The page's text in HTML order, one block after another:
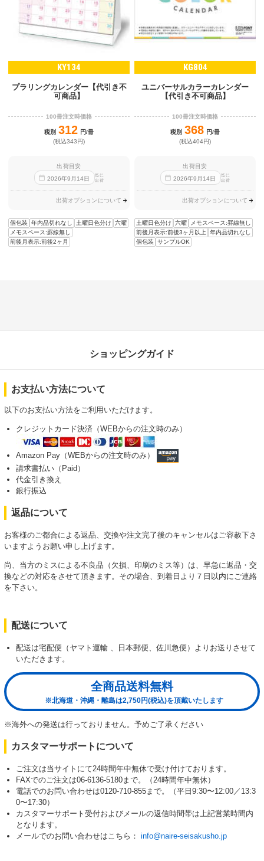
KY134
プラリングカレンダー【代引き不
可商品】
100冊注文時価格
税別 312 円/冊
(税込343円)
出荷目安
2026年9 月 14日
迄に
出荷
出荷オプションについて
個包装 年内品切れなし 土曜日色分け
六曜
メモスペース:罫線無し
前後月表示:前後2ヶ月
KG804
ユニバーサルカラーカレンダー
【代引き不可商品】
100冊注文時価格
税別 368 円/冊
(税込404円)
出荷目安
2026年9 月 14日
迄に
出荷
出荷オプションについて
土曜日色分け 六曜
メモスペース:罫線無し
前後月表示:前後3ヶ月以上
年内品切れなし
個包装
サンプルOK
ショッピングガイド
お支払い方法について
以下のお支払い方法をご利用いただけます。
クレジットカード決済（WEBからの注文時のみ）
Amazon Pay（WEBからの注文時のみ）
請求書払い（Paid）
代金引き換え
銀行振込
返品について
お客様のご都合による返品、交換や注文完了後のキャンセルはご容赦下さ
いますようお願い申し上げます。
尚、当方のミスによる不良品（欠損、印刷のミス等）は、早急に返品・交
換などの対応をさせて頂きます。その場合、到着日より７日以内にご連絡
を下さい。
配送について
配送は宅配便（ヤマト運輸 、日本郵便、佐川急便）よりお送りさせて
いただきます。
全商品送料無料
※北海道・沖縄・離島は2,750円(税込)を頂戴いたします
※海外への発送は行っておりません。予めご了承ください
カスタマーサポートについて
ご注文は当サイトにて24時間年中無休で受け付けております。
FAXでのご注文は06-6136-5180まで。（24時間年中無休）
電話でのお問い合わせは0120-710-855まで。（平日9:30〜12:00／13:3
0〜17:30）
カスタマーサポート受付およびメールの返信時間帯は上記営業時間内
となります。
メールでのお問い合わせはこちら： info@naire-seisakusho.jp